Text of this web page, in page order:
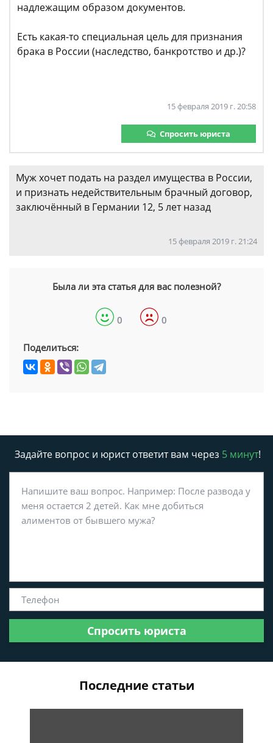
надлежащим образом документов.
Есть какая-то специальная цель для признания
брака в России (наследство, банкротство и др.)?
15 февраля 2019 г. 20:58
Спросить юриста
Муж хочет подать на раздел имущества в России,
и признать недействительным брачный договор,
заключённый в Германии 12, 5 лет назад
15 февраля 2019 г. 21:24
Была ли эта статья для вас полезной?
0 0
Поделиться:
Задайте вопрос и юрист ответит вам через 5 минут!
Спросить юриста
Последние статьи